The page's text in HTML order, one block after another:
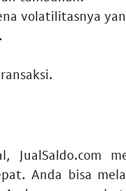
volatilitasnya
Anda bisa